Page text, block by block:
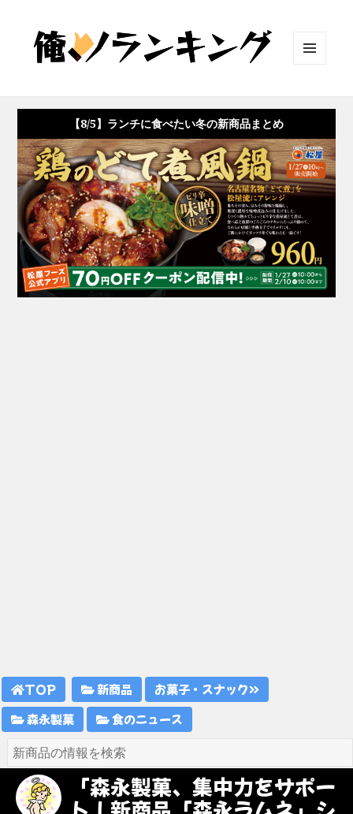
ット
【8/5】ランチに食べたい冬の新商品まとめ
TOP 新商品
お菓子・スナック
森永製菓
食のニュース
「森永製菓、集中力をサポー